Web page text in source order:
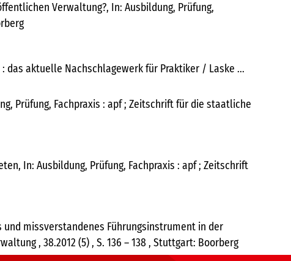
Verwaltung?, In: Ausbildung, Prüfung,
das aktuelle Nachschlagewerk für Praktiker / Laske ...
Prüfung, Fachpraxis : apf ; Zeitschrift für die staatliche
In: Ausbildung, Prüfung, Fachpraxis : apf ; Zeitschrift
missverstandenes Führungsinstrument in der
, 38.2012 (5) , S. 136 – 138 , Stuttgart: Boorberg